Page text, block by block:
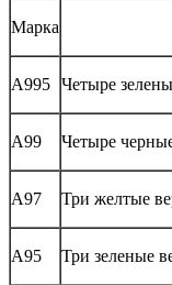
Марка
А995 Четыре
А99 Четыре
А97 Три желтые
А95 Три зеленые